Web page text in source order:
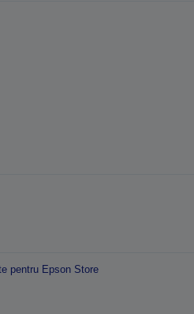
pentru Epson Store